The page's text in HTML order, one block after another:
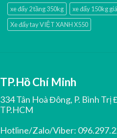
xe đẩy 2 tầng 350kg
xe đẩy 150kg
Xe đẩy tay VIỆT XANH X550
TP.Hồ Chí Minh
334 Tân Hoà Đông, P. Bình Trị
TP.HCM
Hotline/Zalo/Viber: